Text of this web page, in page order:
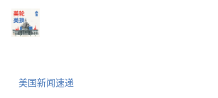
美国新闻速递